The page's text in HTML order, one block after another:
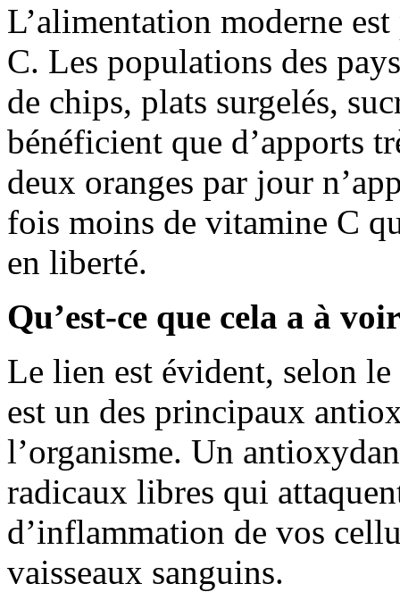
L’alimentation moderne
C. Les populations des
de chips, plats surgelés,
bénéficient que d’apports
deux oranges par jour
fois moins de vitamine C
en liberté.
Qu’est-ce que cela a à
Le lien est évident, selon
est un des principaux
l’organisme. Un
radicaux libres qui
d’inflammation de vos
vaisseaux sanguins.